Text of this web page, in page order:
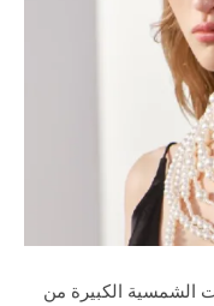
الشمسية الكبيرة من